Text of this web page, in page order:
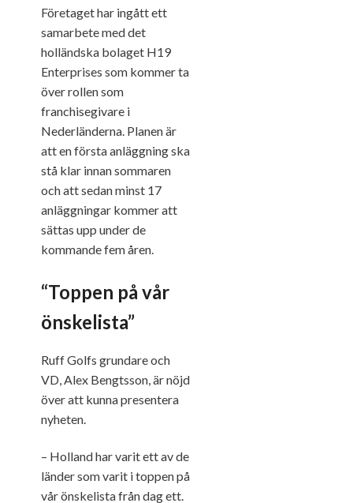
Företaget har ingått ett
samarbete med det
holländska bolaget H19
Enterprises som kommer ta
över rollen som
franchisegivare i
Nederländerna. Planen är
att en första anläggning ska
stå klar innan sommaren
och att sedan minst 17
anläggningar kommer att
sättas upp under de
kommande fem åren.
“Toppen på vår
önskelista”
Ruff Golfs grundare och
VD, Alex Bengtsson, är nöjd
över att kunna presentera
nyheten.
– Holland har varit ett av de
länder som varit i toppen på
vår önskelista från dag ett.